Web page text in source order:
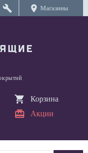
build location_on Магазины
Корзина
Акции